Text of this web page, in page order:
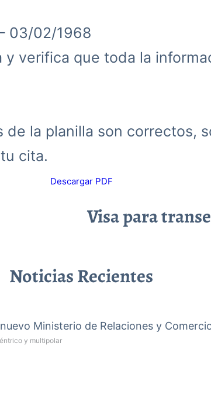
03/02/1968
verifica que toda la
la planilla son correctos,
cita.
Descargar PDF
Visa para
Noticias Recientes
Ministerio de Relaciones y
y multipolar